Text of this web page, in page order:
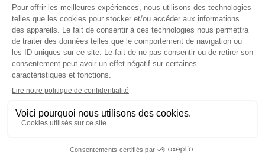
Vous avez un projet ? Renseigner les
informations dont vous disposez et obtenez un
diagnostic.
Obtenir un diagnostic
+